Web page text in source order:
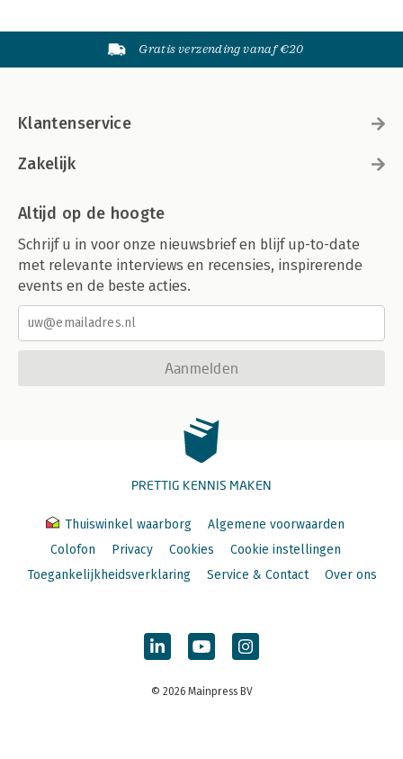
Gratis verzending vanaf €20
Klantenservice
Zakelijk
Altijd op de hoogte
Schrijf u in voor onze nieuwsbrief en blijf up-to-date
met relevante interviews en recensies, inspirerende
events en de beste acties.
Aanmelden
PRETTIG KENNIS MAKEN
Thuiswinkel waarborg
Algemene voorwaarden
Colofon
Privacy Cookies
Cookie instellingen
Toegankelijkheidsverklaring
Service & Contact Over ons
© 2026 Mainpress BV